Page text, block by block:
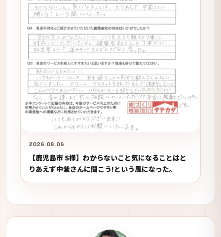
2026.08.06
【鹿児島市 S様】わからないこと気になることはと
りあえず中釜さんに聞こう!という風になった。